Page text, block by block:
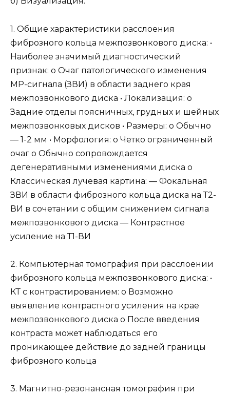
1. Общие характеристики расслоения
фиброзного кольца межпозвонкового диска: •
Наиболее значимый диагностический
признак: о Очаг патологического изменения
МР-сигнала (ЗВИ) в области заднего края
межпозвонкового диска • Локализация: о
Задние отделы поясничных, грудных и шейных
межпозвонковых дисков • Размеры: о Обычно
— 1-2 мм • Морфология: о Четко ограниченный
очаг о Обычно сопровождается
дегенеративными изменениями диска о
Классическая лучевая картина: — Фокальная
ЗВИ в области фиброзного кольца диска на Т2-
ВИ в сочетании с общим снижением сигнала
межпозвонкового диска — Контрастное
усиление на Т1-ВИ
2. Компьютерная томография при расслоении
фиброзного кольца межпозвонкового диска: •
КТ с контрастированием: о Возможно
выявление контрастного усиления на крае
межпозвонкового диска о После введения
контраста может наблюдаться его
проникающее действие до задней границы
фиброзного кольца
3. Магнитно-резонансная томография при